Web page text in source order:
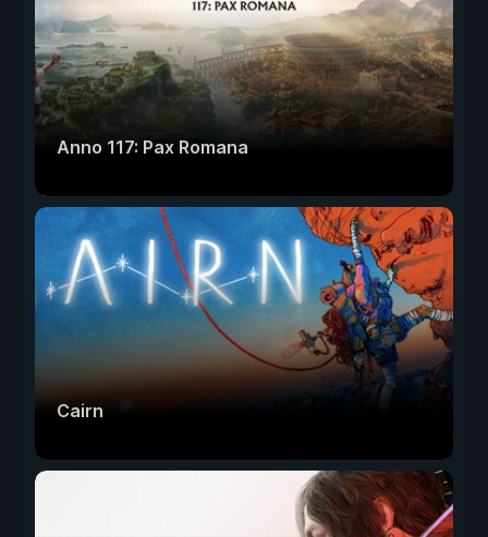
Anno 117: Pax Romana
Cairn